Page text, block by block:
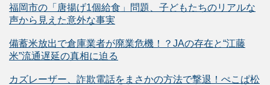
福岡市の「唐揚げ1個給食」問題、子どもたちのリアルな
声から見えた意外な事実
備蓄米放出で倉庫業者が廃業危機！？JAの存在と“江藤
米”流通遅延の真相に迫る
カズレーザー、詐欺電話をまさかの方法で撃退！ぺこぱ松